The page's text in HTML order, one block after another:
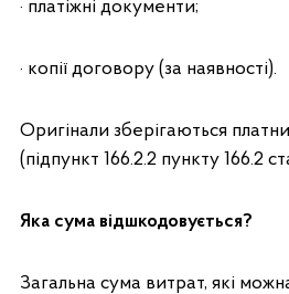
· платіжні документи;
· копії договору (за наявності).
Оригінали зберігаються
(підпункт 166.2.2 пункту 166.2
Яка сума відшкодовується?
Загальна сума витрат, які